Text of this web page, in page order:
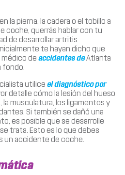
la pierna, la cadera o el tobillo a
coche, querrás hablar con tu
de desarrollar artritis
te hayan dicho que
de accidentes deAtlanta
fondo.
utilice el diagnóstico por
detalle cómo la lesión del hueso
musculatura, los ligamentos y
Si también se dañó una
es posible que se desarrolle
trata. Esto es lo que debes
un accidente de coche.